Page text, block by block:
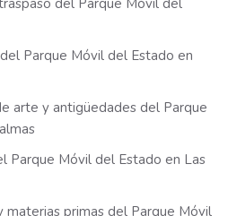
del Parque Móvil del
Parque Móvil del Estado en
arte y antigüedades del Parque
Parque Móvil del Estado en Las
materias primas del Parque Móvil